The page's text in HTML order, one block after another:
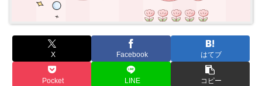
X Facebook はてブ
Pocket LINE コピー